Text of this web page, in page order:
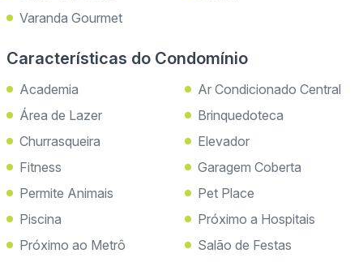
Varanda Gourmet
Características do Condomínio
Academia
Ar Condicionado Central
Área de Lazer
Brinquedoteca
Churrasqueira
Elevador
Fitness
Garagem Coberta
Permite Animais
Pet Place
Piscina
Próximo a Hospitais
Próximo ao Metrô
Salão de Festas